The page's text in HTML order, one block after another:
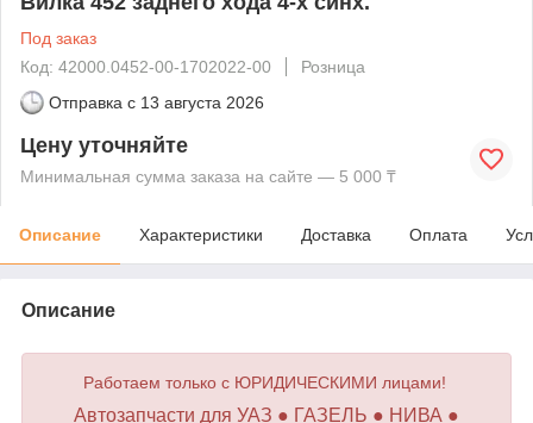
Под заказ
Код: 42000.0452-00-1702022-00
Розница
Отправка с 13 августа 2026
Цену уточняйте
Минимальная сумма заказа на сайте — 5 000 ₸
Описание Характеристики Доставка Оплата
Описание
Работаем только с ЮРИДИЧЕСКИМИ лицами!
Автозапчасти для УАЗ ● ГАЗЕЛЬ ● НИВА ●